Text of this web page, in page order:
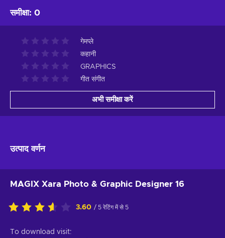
समीक्षा: 0
गेमप्ले
कहानी
GRAPHICS
गीत संगीत
अभी समीक्षा करें
उत्पाद वर्णन
MAGIX Xara Photo & Graphic Designer 16
3.60 / 5 रेटिंग में से 5
To download visit: